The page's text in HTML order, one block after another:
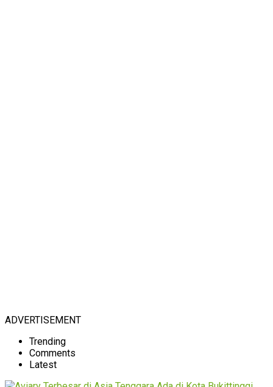
ADVERTISEMENT
Trending
Comments
Latest